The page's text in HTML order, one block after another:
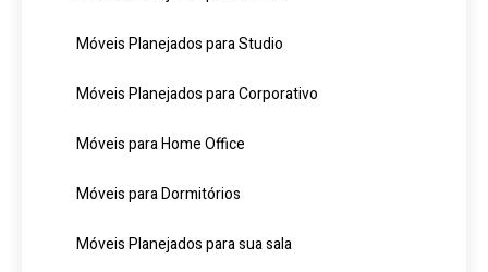
Móveis Planejados para Studio
Móveis Planejados para Corporativo
Móveis para Home Office
Móveis para Dormitórios
Móveis Planejados para sua sala